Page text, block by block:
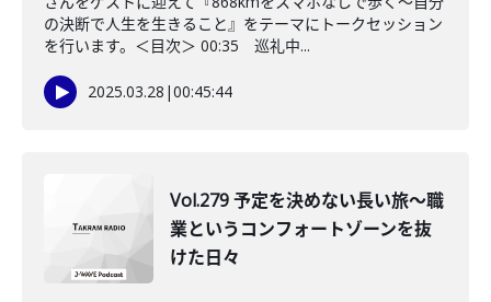
の決断で人生を生きること』をテーマにトークセッション
を行います。＜目次＞ 00:35 巡礼中...
2025.03.28 |00:45:44
Vol.279 予定を決めない長い旅〜職
業というコンフォートゾーンを抜
けた日々